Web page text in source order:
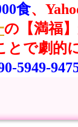
食、
の【満福
で劇的
5949-